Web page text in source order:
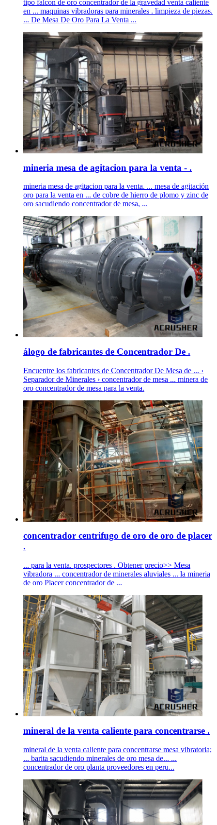
tipo falcon de oro concentrador de la gravedad venta caliente
en ... maquinas vibradoras para minerales . limpieza de piezas.
... De Mesa De Oro Para La Venta ...
mineria mesa de agitacion para la venta - .
mineria mesa de agitacion para la venta. ... mesa de agitación
oro para la venta en ... de cobre de hierro de plomo y zinc de
oro sacudiendo concentrador de mesa, ...
álogo de fabricantes de Concentrador De .
Encuentre los fabricantes de Concentrador De Mesa de ... ›
Separador de Minerales › concentrador de mesa ... minera de
oro concentrador de mesa para la venta.
concentrador centrifugo de oro de oro de placer
.
... para la venta. prospectores . Obtener precio>> Mesa
vibradora ... concentrador de minerales aluviales ... la mineria
de oro Placer concentrador de ...
mineral de la venta caliente para concentrarse .
mineral de la venta caliente para concentrarse mesa vibratoria;
... barita sacudiendo minerales de oro mesa de... ...
concentrador de oro planta proveedores en peru...